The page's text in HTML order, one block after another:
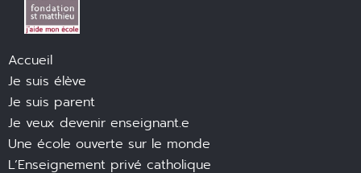
Accueil
Je suis élève
Je suis parent
Je veux devenir enseignant.e
Une école ouverte sur le monde
L’Enseignement privé catholique